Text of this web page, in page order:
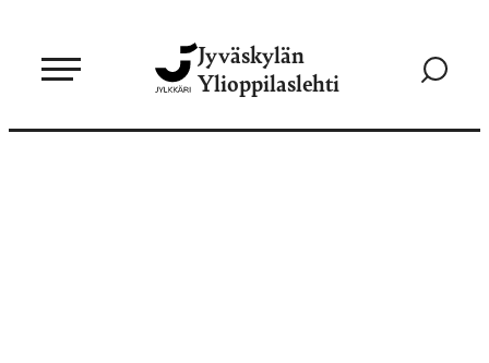
sisältöön
Jyväskylän
Ylioppilaslehti
Siirry